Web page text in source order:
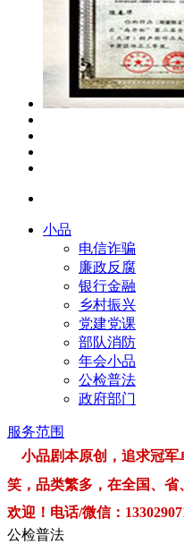
小品
电信诈骗
廉政反腐
银行金融
乡村振兴
党建党课
部队消防
年会小品
公检普法
政府部门
服务范围
小品剧本原创，追求冠
笑，品类繁多，在全国、
欢迎！电话/微信：
公检普法